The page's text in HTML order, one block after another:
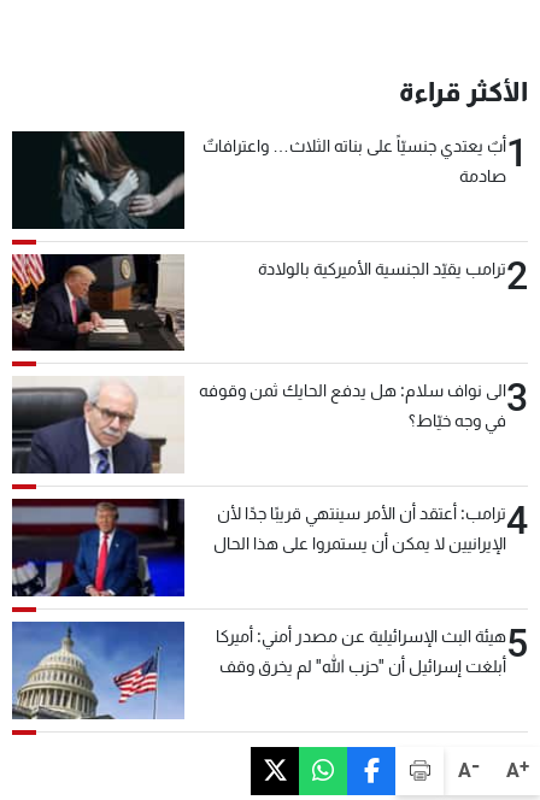
A+
A-
الأكثر قراءة
1أبٌ يعتدي جنسيّاً على بناته الثلاث… واعترافاتٌ
صادمة
2ترامب يقيّد الجنسية الأميركية بالولادة
3الى نواف سلام: هل يدفع الحايك ثمن وقوفه
في وجه خيّاط؟
4ترامب: أعتقد أن الأمر سينتهي قريبًا جدًا لأن
الإيرانيين لا يمكن أن يستمروا على هذا الحال
5هيئة البث الإسرائيلية عن مصدر أمني: أميركا
أبلغت إسرائيل أن "حزب الله" لم يخرق وقف